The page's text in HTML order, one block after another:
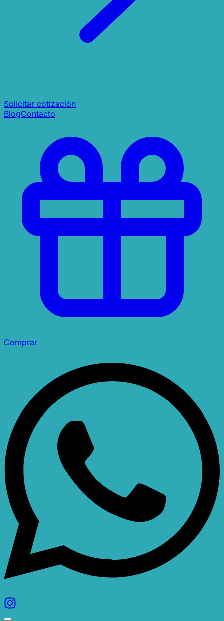
Solicitar cotización
BlogContacto
Comprar